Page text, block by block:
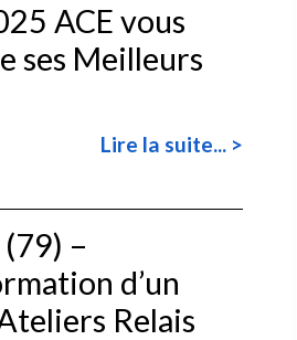
ACE vous
ses Meilleurs
Lire la suite... >
–
d’un
Relais